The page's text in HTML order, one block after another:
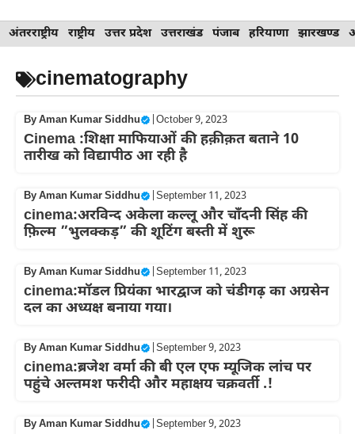
Skip
to
content
अंतरराष्ट्रीय राष्ट्रीय उत्तर प्रदेश उत्तराखंड पंजाब हरियाणा झारखण्ड
cinematography
ByAman Kumar Siddhu October 9, 2023
Cinema :शिक्षा माफियाओं की हक़ीक़त बताने 10
तारीख को विद्यापीठ आ रही है
ByAman Kumar Siddhu September 11, 2023
cinema:अरविन्द अकेला कल्लू और चाँदनी सिंह की
फ़िल्म ”भुलक्कड़” की शूटिंग बस्ती में शुरू
ByAman Kumar Siddhu September 11, 2023
cinema:मॉडल प्रियंका भारद्वाज को चंडीगढ़ का अग्रसेन
दल का अध्यक्ष बनाया गया।
ByAman Kumar Siddhu September 9, 2023
cinema:ब्रजेश वर्मा की बी एल एफ म्यूजिक लांच पर
पहुंचे अल्तमश फरीदी और महाक्षय चक्रवर्ती .!
ByAman Kumar Siddhu September 9, 2023